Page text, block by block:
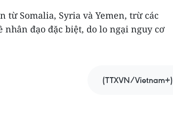
Somalia, Syria và Yemen, trừ các
đạo đặc biệt, do lo ngại nguy cơ
(TTXVN/Vietnam+)